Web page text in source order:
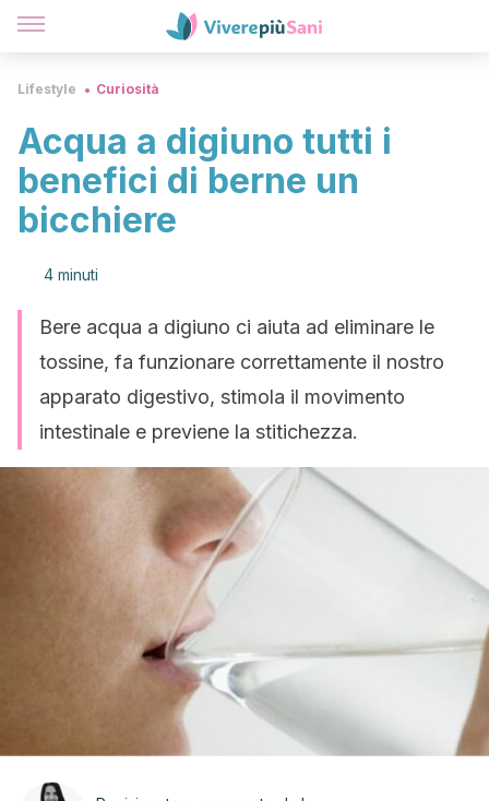
Lifestyle Curiosità
Acqua a digiuno tutti i
benefici di berne un
bicchiere
4 minuti
Bere acqua a digiuno ci aiuta ad eliminare le
tossine, fa funzionare correttamente il nostro
apparato digestivo, stimola il movimento
intestinale e previene la stitichezza.